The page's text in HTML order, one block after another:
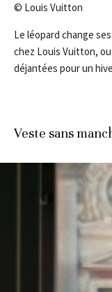
© Louis
Le léopard change
chez Louis Vuitton,
déjantées pour un
Veste sans